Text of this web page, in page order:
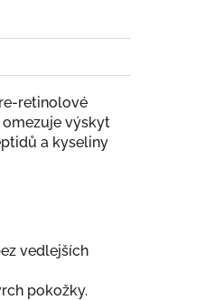
retinolové
výskyt
a kyseliny
vedlejších
pokožky.